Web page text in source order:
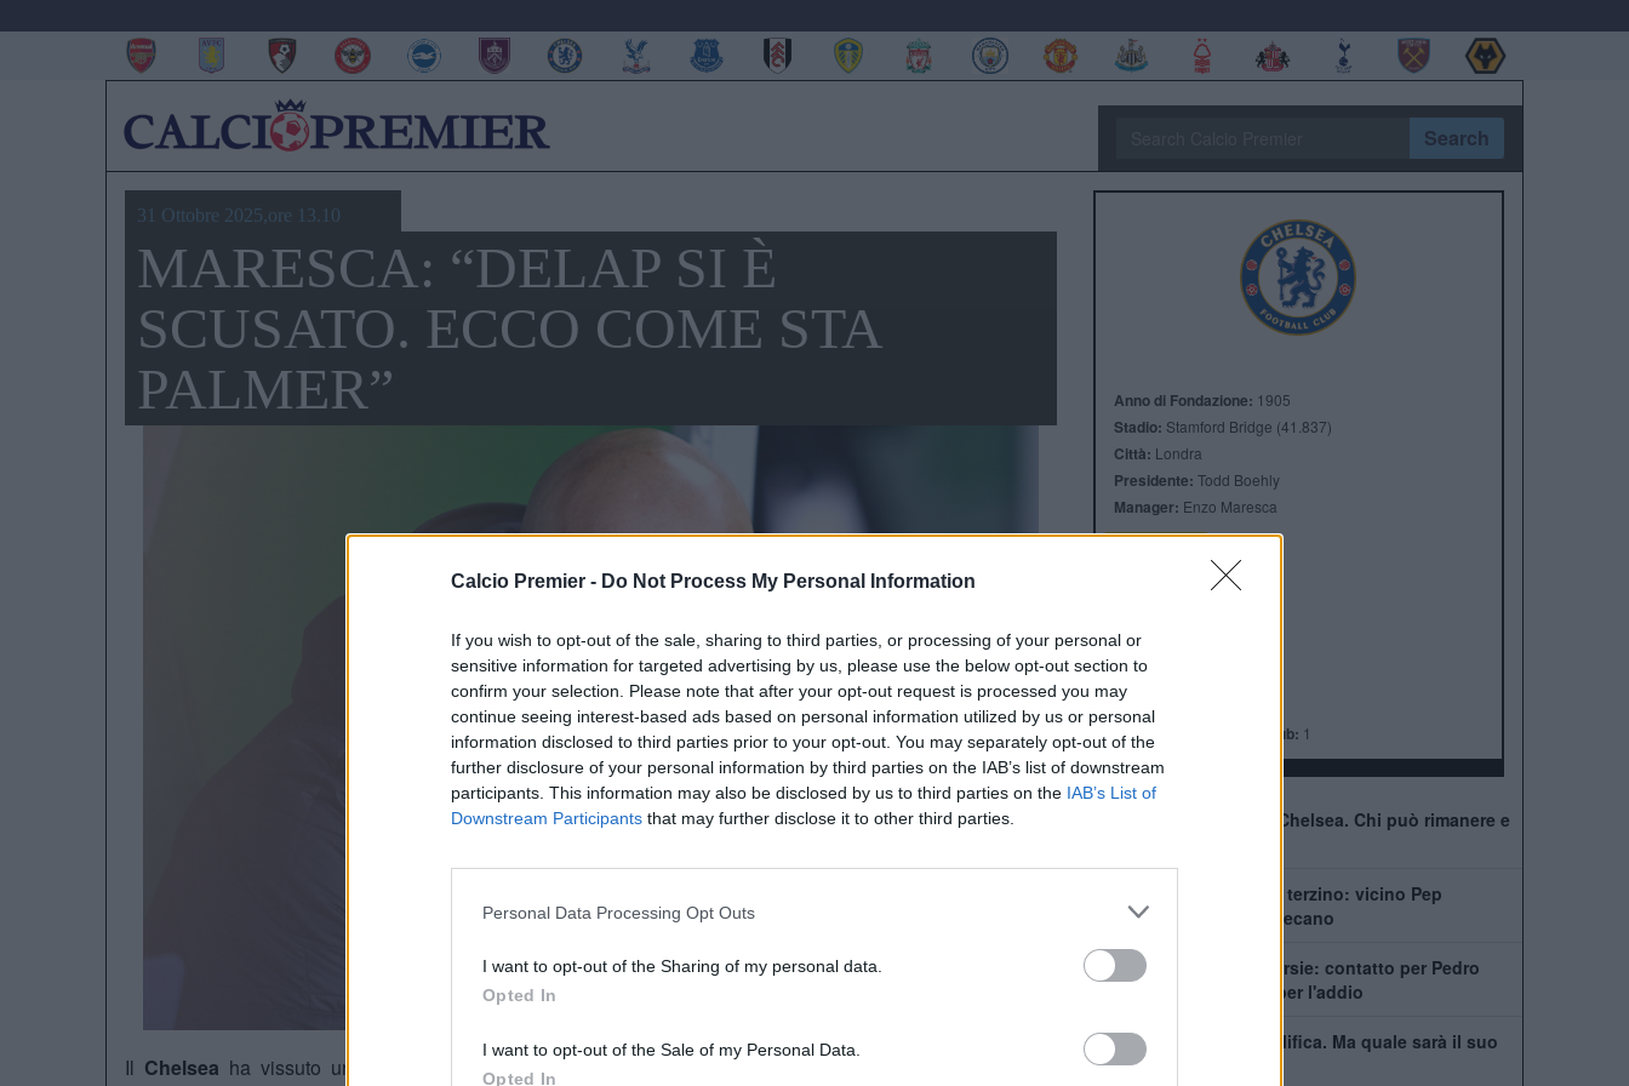
Calcio Premier - Do Not Process My Personal Information
If you wish to opt-out of the sale, sharing to third parties, or processing of your personal or
sensitive information for targeted advertising by us, please use the below opt-out section to
confirm your selection. Please note that after your opt-out request is processed you may
continue seeing interest-based ads based on personal information utilized by us or personal
information disclosed to third parties prior to your opt-out. You may separately opt-out of the
further disclosure of your personal information by third parties on the IAB’s list of downstream
participants. This information may also be disclosed by us to third parties on the IAB’s List of
Downstream Participants that may further disclose it to other third parties.
Personal Data Processing Opt Outs
I want to opt-out of the Sharing of my personal data.
Opted In
I want to opt-out of the Sale of my Personal Data.
Opted In
Search
31 Ottobre 2025,ore 13.10
MARESCA: “DELAP SI È
SCUSATO. ECCO COME STA
PALMER”
Il Chelsea ha vissuto una gara frenetica in Carabao Cup. La trasferta sul campo del Wolverhampton,
Anno di Fondazione: 1905
Stadio: Stamford Bridge (41.837)
Città: Londra
Presidente: Todd Boehly
Manager: Enzo Maresca
ALBO D'ORO
Premier League:6
FA Community Shield:
Supercoppa Europea:
Coppa del Mondo per Club: 1
41 giocatori in rosa al Chelsea. Chi può rimanere e
Chelsea, ecco il nuovo terzino: vicino Pep
Chavarría dal Rayo Vallecano
City scatenato sulle corsie: contatto per Pedro
Neto, Savinho spinge per l'addio
Mudryk, stop alla squalifica. Ma quale sarà il suo
futuro al Chelsea?